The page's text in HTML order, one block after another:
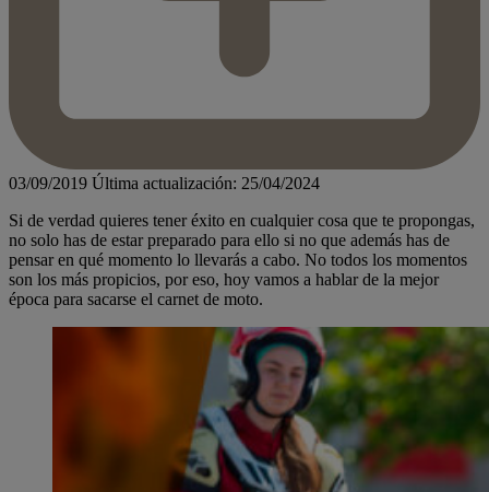
03/09/2019 Última actualización: 25/04/2024
Si de verdad quieres tener éxito en cualquier cosa que te propongas,
no solo has de estar preparado para ello si no que además has de
pensar en qué momento lo llevarás a cabo. No todos los momentos
son los más propicios, por eso, hoy vamos a hablar de la mejor
época para sacarse el carnet de moto.